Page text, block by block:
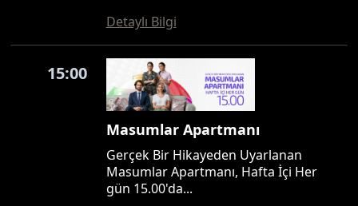
Detaylı Bilgi
15:00
Masumlar Apartmanı
Gerçek Bir Hikayeden Uyarlanan
Masumlar Apartmanı, Hafta İçi Her
gün 15.00'da...